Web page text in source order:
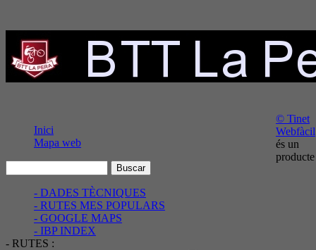
Inici
Mapa web
- DADES TÈCNIQUES
- RUTES MES POPULARS
- GOOGLE MAPS
- IBP INDEX
- RUTES :
© Tinet
Webfàcil
és un
producte